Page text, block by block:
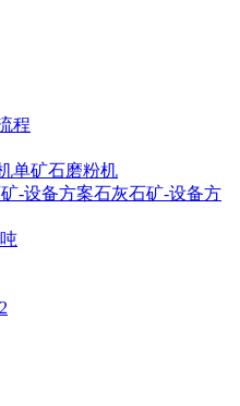
程
单矿石磨粉机
-设备方案石灰石矿-设备方